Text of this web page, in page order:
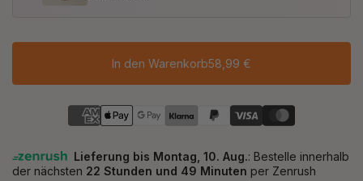
In den Warenkorb58,99 €